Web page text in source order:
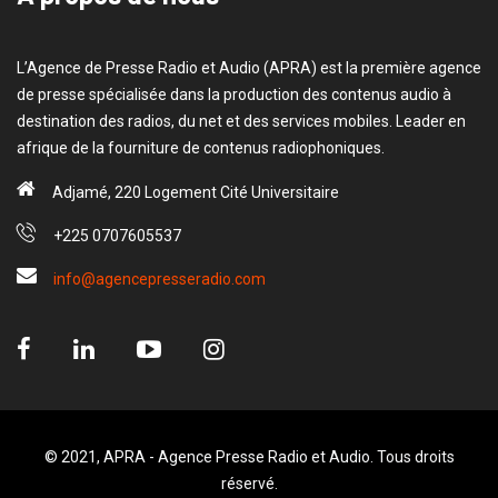
L’Agence de Presse Radio et Audio (APRA) est la première agence
de presse spécialisée dans la production des contenus audio à
destination des radios, du net et des services mobiles. Leader en
afrique de la fourniture de contenus radiophoniques.
Adjamé, 220 Logement Cité Universitaire
+225 0707605537
info@agencepresseradio.com
© 2021, APRA - Agence Presse Radio et Audio. Tous droits
réservé.